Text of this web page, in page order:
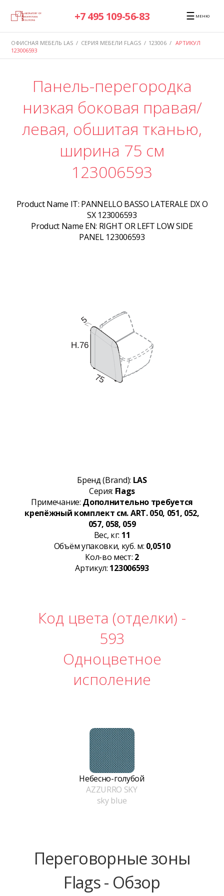
+7 495 109-56-83 ☰ МЕНЮ
ОФИСНАЯ МЕБЕЛЬ LAS / СЕРИЯ МЕБЕЛИ FLAGS / 123006 / АРТИКУЛ
123006593
Панель-перегородка
низкая боковая правая/
левая, обшитая тканью,
ширина 75 см
123006593
Product Name IT: PANNELLO BASSO LATERALE DX O
SX 123006593
Product Name EN: RIGHT OR LEFT LOW SIDE
PANEL 123006593
Бренд (Brand): LAS
Серия: Flags
Примечание: Дополнительно требуется
крепёжный комплект см. ART. 050, 051, 052,
057, 058, 059
Вес, кг: 11
Объём упаковки, куб. м: 0,0510
Кол-во мест: 2
Артикул: 123006593
Код цвета (отделки) -
593
Одноцветное
исполение
Небесно-голубой
AZZURRO SKY
sky blue
Переговорные зоны
Flags - Обзор